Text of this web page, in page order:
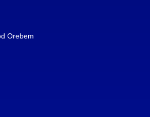
Orebem